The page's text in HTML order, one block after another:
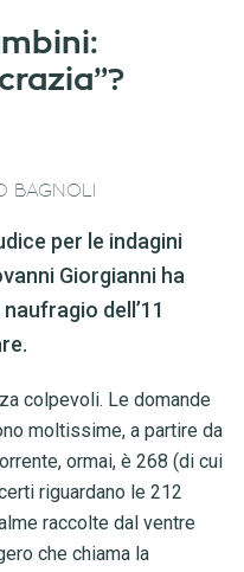
BAGNOLI
per le indagini
Giorgianni ha
dell’11
colpevoli. Le domande
moltissime, a partire da
ormai, è 268 (di cui
riguardano le 212
raccolte dal ventre
che chiama la